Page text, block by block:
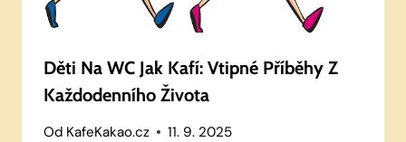
Děti Na WC Jak Kafí: Vtipné Příběhy Z
Každodenního Života
Od KafeKakao.cz 11. 9. 2025